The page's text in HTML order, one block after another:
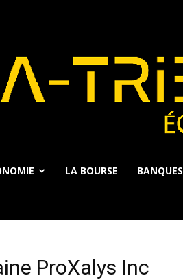
LA BOURSE BANQUES
ProXalys Inc